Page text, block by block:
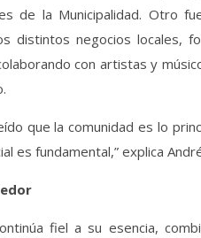
de la Municipalidad. Otro
distintos negocios locales,
con artistas y
que la comunidad es lo
es fundamental,” explica
fiel a su esencia,